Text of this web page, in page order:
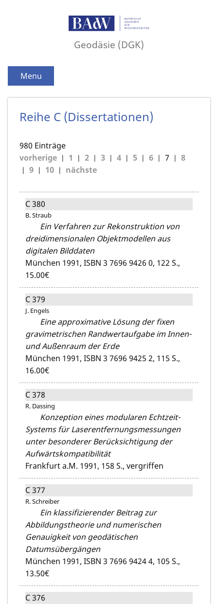
Geodäsie (DGK)
Menu
Reihe C (Dissertationen)
980 Einträge
vorherige
1 2 3 4 5 6 7
8
9
10 nächste
C 380
B. Straub
Ein Verfahren zur Rekonstruktion von
dreidimensionalen Objektmodellen aus
digitalen Bilddaten
München 1991, ISBN 3 7696 9426 0, 122 S.,
15.00€
C 379
J. Engels
Eine approximative Lösung der fixen
gravimetrischen Randwertaufgabe im Innen-
und Außenraum der Erde
München 1991, ISBN 3 7696 9425 2, 115 S.,
16.00€
C 378
R. Dassing
Konzeption eines modularen Echtzeit-
Systems für Laserentfernungsmessungen
unter besonderer Berücksichtigung der
Aufwärtskompatibilität
Frankfurt a.M. 1991, 158 S., vergriffen
C 377
R. Schreiber
Ein klassifizierender Beitrag zur
Abbildungstheorie und numerischen
Genauigkeit von geodätischen
Datumsübergängen
München 1991, ISBN 3 7696 9424 4, 105 S.,
13.50€
C 376